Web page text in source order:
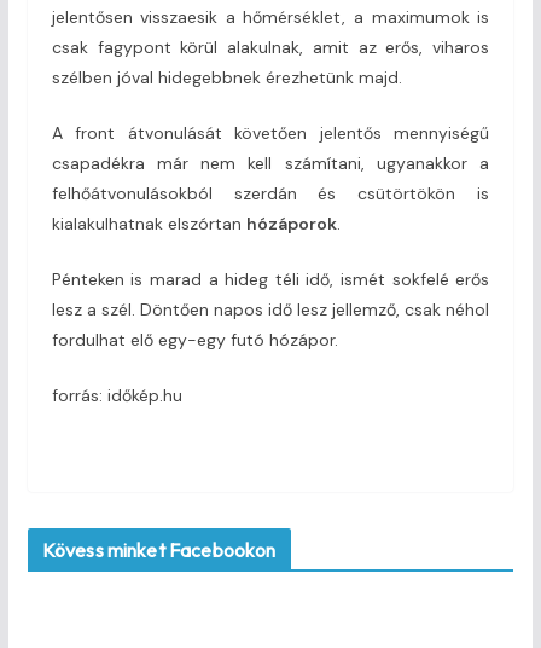
jelentősen visszaesik a hőmérséklet, a maximumok is
csak fagypont körül alakulnak, amit az erős, viharos
szélben jóval hidegebbnek érezhetünk majd.
A front átvonulását követően jelentős mennyiségű
csapadékra már nem kell számítani, ugyanakkor a
felhőátvonulásokból szerdán és csütörtökön is
kialakulhatnak elszórtan hózáporok.
Pénteken is marad a hideg téli idő, ismét sokfelé erős
lesz a szél. Döntően napos idő lesz jellemző, csak néhol
fordulhat elő egy-egy futó hózápor.
forrás: időkép.hu
Kövess minket Facebookon